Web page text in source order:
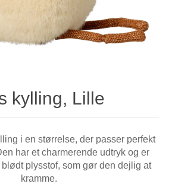
kylling, Lille
i en størrelse, der passer perfekt
har et charmerende udtryk og er
plysstof, som gør den dejlig at
kramme.